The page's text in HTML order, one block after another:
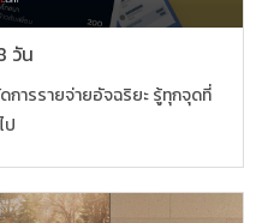
วัน
การรายจ่ายอัจฉริยะ รู้ทุกจุดที่
ป